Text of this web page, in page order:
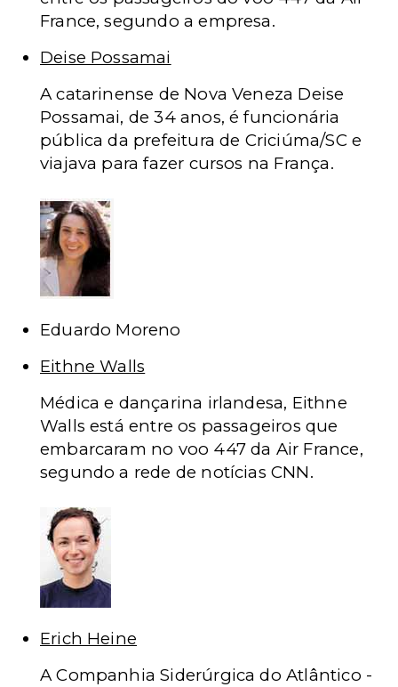
France, segundo a empresa.
Deise Possamai
A catarinense de Nova Veneza Deise
Possamai, de 34 anos, é funcionária
pública da prefeitura de Criciúma/SC e
viajava para fazer cursos na França.
Eduardo Moreno
Eithne Walls
Médica e dançarina irlandesa, Eithne
Walls está entre os passageiros que
embarcaram no voo 447 da Air France,
segundo a rede de notícias CNN.
Erich Heine
A Companhia Siderúrgica do Atlântico -